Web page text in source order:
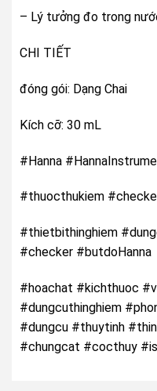
– Lý tưởng đo trong
CHI TIẾT
đóng gói: Dạng Chai
Kích cỡ: 30 mL
#Hanna
#thuocthukiem
#thietbithinghiem
#checker #butdoHanna
#hoachat #kichthuoc
#dungcuthinghiem
#dungcu #thuytinh
#chungcat #cocthuy